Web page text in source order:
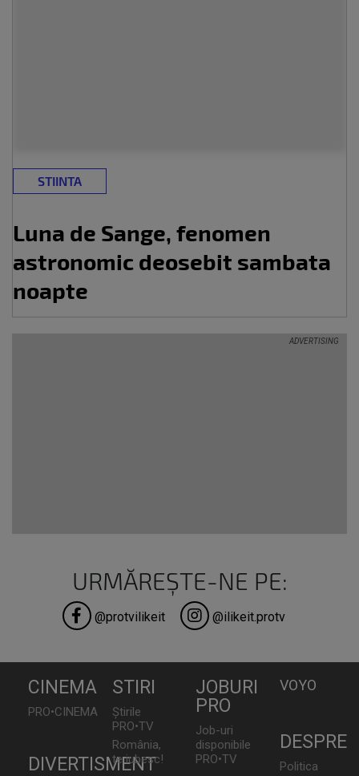
STIINTA
Luna de Sange, fenomen
astronomic deosebit sambata
noapte
URMĂREȘTE-NE PE:
@protvilikeit @ilikeit.protv
CINEMA
PRO•CINEMA
DIVERTISMENT
STIRI
Știrile
PRO•TV
România,
te iubesc!
JOBURI
PRO
Job-uri
disponibile
PRO•TV
VOYO
DESPRE
Politica